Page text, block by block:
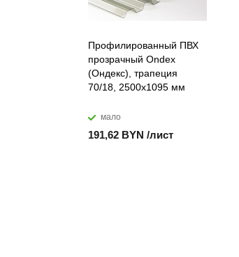
Профилированный ПВХ
прозрачный Ondex
(Ондекс), трапеция
70/18, 2500х1095 мм
мало
191,62 BYN /лист